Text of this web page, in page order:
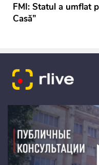
FMI: Statul a umflat
Casă”